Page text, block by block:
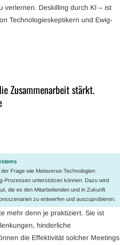
verlernen. Deskilling durch KI – ist
Technologieskeptikern und Ewig-
Zusammenarbeit stärkt.
Frage wie Metaverse-Technologien
Prozessen unterstützen können. Dazu wird
die es den Mitarbeitenden und in Zukunft
zu entwerfen und auszuprobieren.
mehr denn je praktiziert. Sie ist
hinderliche
die Effektivität solcher Meetings